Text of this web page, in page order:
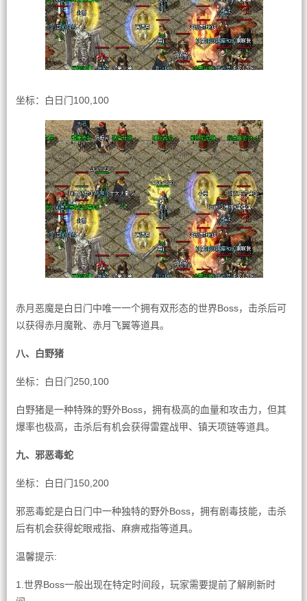
坐标：白日门100,100
赤月恶魔是白日门中唯一一个拥有双形态的世界Boss，击杀后可
以获得赤月魔靴、赤月飞翼等道具。
八、白野猪
坐标：白日门250,100
白野猪是一种特殊的野外Boss，拥有极高的血量和攻击力，但其
爆率也极高，击杀后有机会获得雷霆战甲、镇天项链等道具。
九、邪恶毒蛇
坐标：白日门150,200
邪恶毒蛇是白日门中一种独特的野外Boss，拥有剧毒技能，击杀
后有机会获得蛇眼戒指、麻痹戒指等道具。
温馨提示:
1.世界Boss一般出现在特定时间段，玩家需要提前了解刷新时